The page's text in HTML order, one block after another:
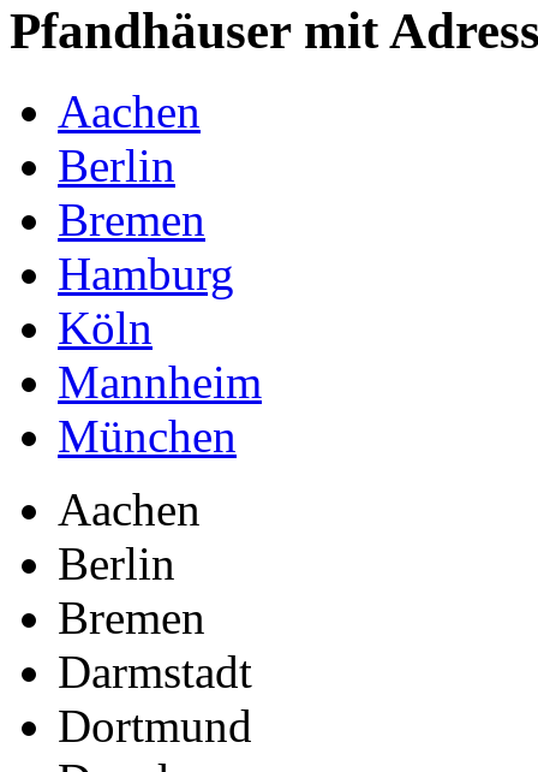
Pfandhäuser mit
Aachen
Berlin
Bremen
Hamburg
Köln
Mannheim
München
Aachen
Berlin
Bremen
Darmstadt
Dortmund